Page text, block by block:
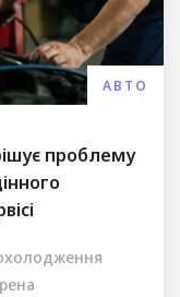
АВТО
проблему